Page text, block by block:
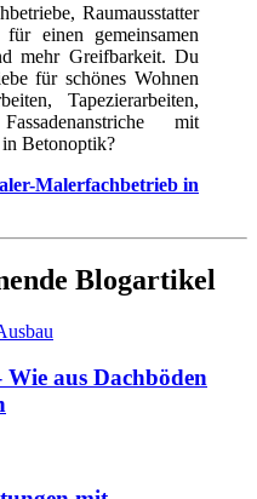
Raumausstatter
einen gemeinsamen
mehr Greifbarkeit. Du
für schönes Wohnen
Tapezierarbeiten,
mit
Betonoptik?
Malerfachbetrieb in
Blogartikel
aus Dachböden